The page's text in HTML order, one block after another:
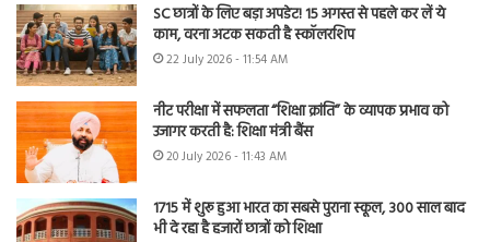
SC छात्रों के लिए बड़ा अपडेट! 15 अगस्त से पहले कर लें ये
काम, वरना अटक सकती है स्कॉलरशिप
22 July 2026 - 11:54 AM
नीट परीक्षा में सफलता “शिक्षा क्रांति” के व्यापक प्रभाव को
उजागर करती है: शिक्षा मंत्री बैंस
20 July 2026 - 11:43 AM
1715 में शुरू हुआ भारत का सबसे पुराना स्कूल, 300 साल बाद
भी दे रहा है हजारों छात्रों को शिक्षा